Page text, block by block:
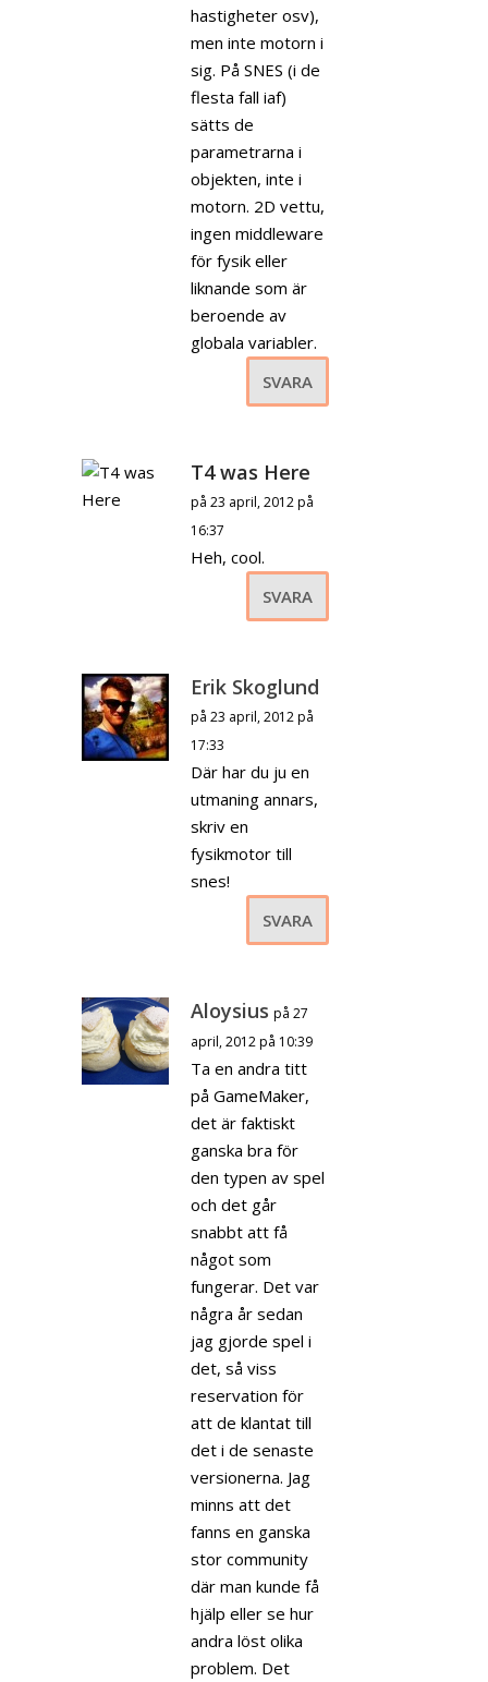
hastigheter osv),
men inte motorn i
sig. På SNES (i de
flesta fall iaf)
sätts de
parametrarna i
objekten, inte i
motorn. 2D vettu,
ingen middleware
för fysik eller
liknande som är
beroende av
globala variabler.
SVARA
T4 was Here
på 23 april, 2012 på
16:37
Heh, cool.
SVARA
Erik Skoglund
på 23 april, 2012 på
17:33
Där har du ju en
utmaning annars,
skriv en
fysikmotor till
snes!
SVARA
Aloysius på 27
april, 2012 på 10:39
Ta en andra titt
på GameMaker,
det är faktiskt
ganska bra för
den typen av spel
och det går
snabbt att få
något som
fungerar. Det var
några år sedan
jag gjorde spel i
det, så viss
reservation för
att de klantat till
det i de senaste
versionerna. Jag
minns att det
fanns en ganska
stor community
där man kunde få
hjälp eller se hur
andra löst olika
problem. Det